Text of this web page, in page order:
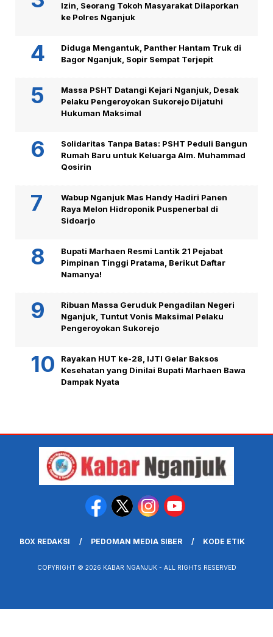
Izin, Seorang Tokoh Masyarakat Dilaporkan
ke Polres Nganjuk
Diduga Mengantuk, Panther Hantam Truk di
Bagor Nganjuk, Sopir Sempat Terjepit
Massa PSHT Datangi Kejari Nganjuk, Desak
Pelaku Pengeroyokan Sukorejo Dijatuhi
Hukuman Maksimal
Solidaritas Tanpa Batas: PSHT Peduli Bangun
Rumah Baru untuk Keluarga Alm. Muhammad
Qosirin
Wabup Nganjuk Mas Handy Hadiri Panen
Raya Melon Hidroponik Puspenerbal di
Sidoarjo
Bupati Marhaen Resmi Lantik 21 Pejabat
Pimpinan Tinggi Pratama, Berikut Daftar
Namanya!
Ribuan Massa Geruduk Pengadilan Negeri
Nganjuk, Tuntut Vonis Maksimal Pelaku
Pengeroyokan Sukorejo
Rayakan HUT ke-28, IJTI Gelar Baksos
Kesehatan yang Dinilai Bupati Marhaen Bawa
Dampak Nyata
BOX REDAKSI PEDOMAN MEDIA SIBER KODE ETIK
COPYRIGHT © 2026 KABAR NGANJUK - ALL RIGHTS RESERVED